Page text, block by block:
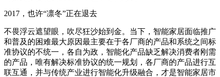
2017，也许“凛冬”正在退去
不畏浮云遮望眼，吹尽狂沙始到金。当下，智能家居面临推广
和普及的困难最大原因最主要在于各厂商的产品和系统之间标
准协议的不统一，各自为政，智能化产品缺乏解决消费者刚需
的产品，唯有解决标准协议的统一规划，各厂商的产品进行互
联互通，并与传统产业进行智能化升级融合，才是智能家居市